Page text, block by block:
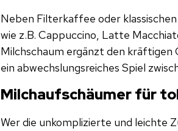
Neben Filterkaffee oder
wie z.B. Cappuccino, Latte
Milchschaum ergänzt den
ein abwechslungsreiches Spiel
Milchaufschäumer für
Wer die unkomplizierte und leichte